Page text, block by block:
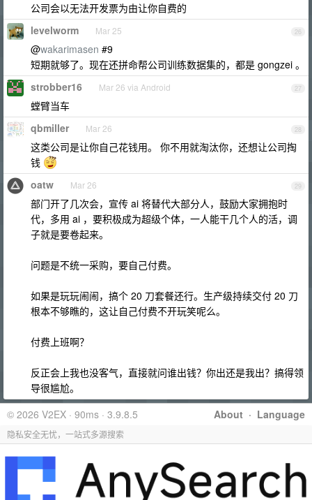
公司会以无法开发票为由让你自费的
26
levelworm Mar 25
@wakarimasen #9
短期就够了。现在还拼命帮公司训练数据集的，都是 gongzei 。
27
strobber16 Mar 26 via Android
螳臂当车
28
qbmiller Mar 26
这类公司是让你自己花钱用。 你不用就淘汰你，还想让公司掏
钱
29
oatw Mar 26
部门开了几次会，宣传 ai 将替代大部分人，鼓励大家拥抱时
代，多用 ai ，要积极成为超级个体，一人能干几个人的活，调
子就是要卷起来。
问题是不统一采购，要自己付费。
如果是玩玩闹闹，搞个 20 刀套餐还行。生产级持续交付 20 刀
根本不够瞧的，这让自己付费不开玩笑呢么。
付费上班啊？
反正会上我也没客气，直接就问谁出钱？你出还是我出？搞得领
导很尴尬。
About · Language
© 2026 V2EX · 90ms · 3.9.8.5
隐私安全无忧，一站式多源搜索